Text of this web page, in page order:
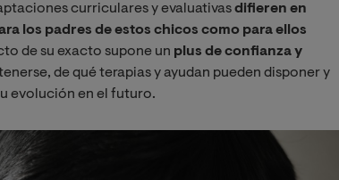
curriculares y evaluativasdifieren en
los padres de estos chicos como para ellos
de su exacto supone un plus de confianza y
de qué terapias y ayudan pueden disponer y
evolución en el futuro.